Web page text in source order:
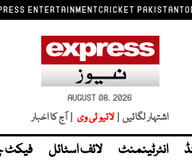
ENTERTAINMENTCRICKET PAKISTAN
AUGUST 08, 2026
اشتہار لگائیں | لائیو ٹی وی | آج کا اخبار
انٹرٹینمنٹ لائف اسٹائل